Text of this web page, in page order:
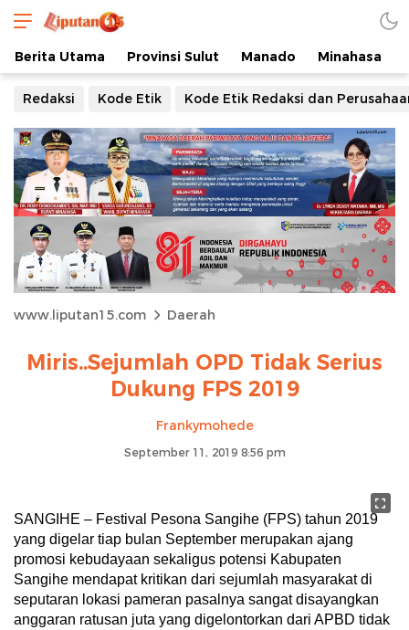
Berita Utama Provinsi Sulut Manado Minahasa
Redaksi Kode Etik Kode Etik Redaksi dan
www.liputan15.com Daerah
Miris..Sejumlah OPD Tidak Serius
Dukung FPS 2019
Frankymohede
September 11, 2019 8:56 pm
SANGIHE – Festival Pesona Sangihe (FPS) tahun 2019
yang digelar tiap bulan September merupakan ajang
promosi kebudayaan sekaligus potensi Kabupaten
Sangihe mendapat kritikan dari sejumlah masyarakat di
seputaran lokasi pameran pasalnya sangat disayangkan
anggaran ratusan juta yang digelontorkan dari APBD tidak